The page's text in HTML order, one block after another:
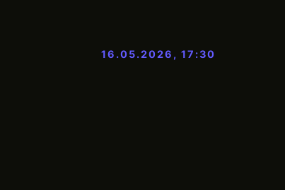
16.05.2026, 17:30